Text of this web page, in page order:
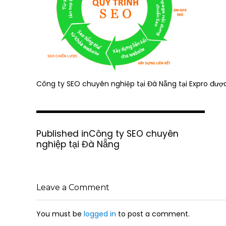
Công ty SEO chuyên nghiệp tại Đà Nẵng tại Expro
o
s
a
v
i
g
Published inCông ty SEO chuyên
nghiệp tại Đà Nẵng
Leave a Comment
You must be logged in to post a comment.